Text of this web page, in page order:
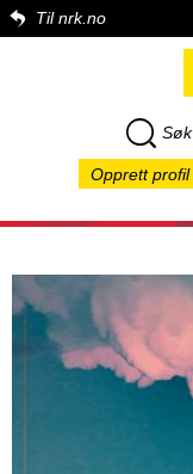
Til nrk.no
Søk
Opprett profil